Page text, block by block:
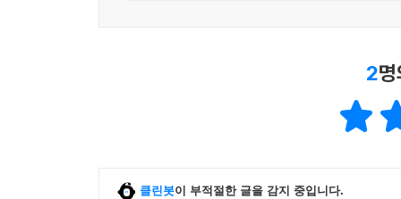
2
클린봇이 부적절한 글을 감지 중입니다.